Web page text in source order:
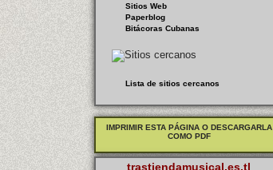
Sitios Web
Paperblog
Bitácoras Cubanas
Lista de sitios cercanos
IMPRIMIR ESTA PÁGINA O DESCARGARLA
COMO PDF
trastiendamusical.es.tl